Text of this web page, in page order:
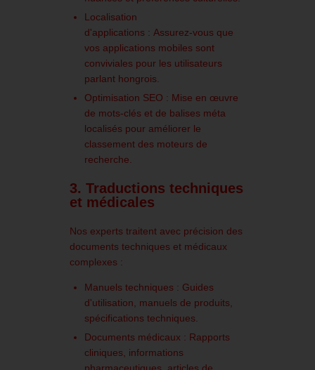
Localisation
d'applications : Assurez-vous que
vos applications mobiles sont
conviviales pour les utilisateurs
parlant hongrois.
Optimisation SEO : Mise en œuvre
de mots-clés et de balises méta
localisés pour améliorer le
classement des moteurs de
recherche.
3. Traductions techniques
et médicales
Nos experts traitent avec précision des
documents techniques et médicaux
complexes :
Manuels techniques : Guides
d'utilisation, manuels de produits,
spécifications techniques.
Documents médicaux : Rapports
cliniques, informations